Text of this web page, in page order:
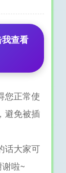
查看
您正常使
避免被插
话大家可
啦~